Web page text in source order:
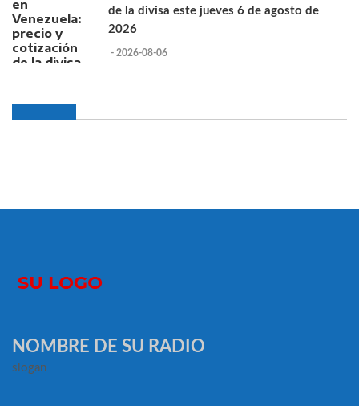
de la divisa este jueves 6 de agosto de
2026
- 2026-08-06
NOMBRE DE SU RADIO
slogan